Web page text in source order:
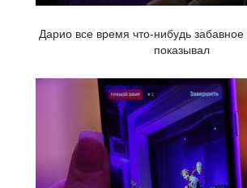
Дарио все время что-нибудь забавное
показывал